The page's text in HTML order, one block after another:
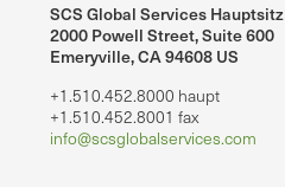
SCS Global Services Hauptsitz
2000 Powell Street, Suite 600
Emeryville, CA 94608 US
+1.510.452.8000 haupt
+1.510.452.8001 fax
info@scsglobalservices.com